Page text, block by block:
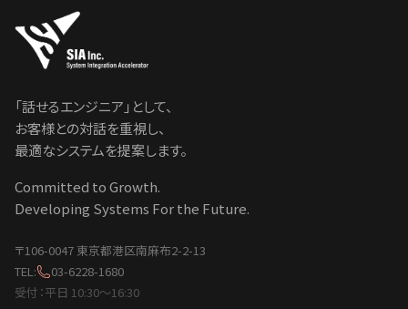
「話せるエンジニア」として、
お客様との対話を重視し、
最適なシステムを提案します。
Committed to Growth.
Developing Systems For the Future.
〒106-0047 東京都港区南麻布2-2-13
TEL:
03-6228-1680
受付：平日 10:30〜16:30